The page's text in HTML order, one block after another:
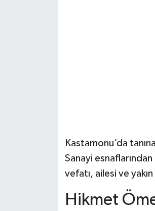
Kastamonu’da
Sanayi
vefatı, ailesi ve
Hikmet
Ulusal Haberler
Teknoloji Haberleri
Siyaset Haberleri